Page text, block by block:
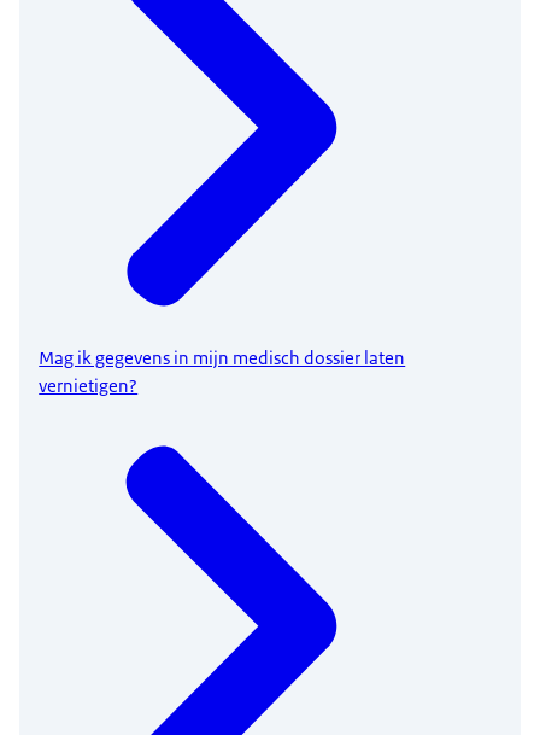
Mag ik gegevens in mijn medisch dossier laten
vernietigen?